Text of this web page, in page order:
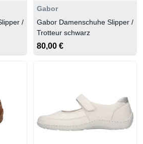
/
Gabor
Gabor Damenschuhe Slipper /
Trotteur schwarz
80,00 €